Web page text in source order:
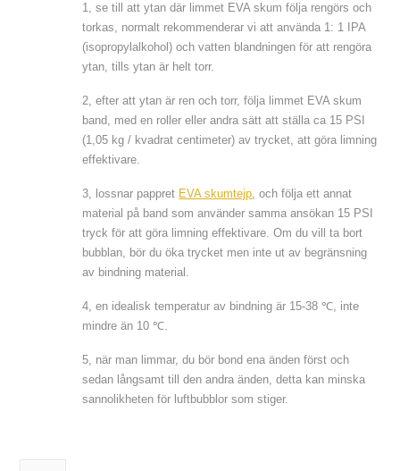
1, se till att ytan där limmet EVA skum följa rengörs och
torkas, normalt rekommenderar vi att använda 1: 1 IPA
(isopropylalkohol) och vatten blandningen för att rengöra
ytan, tills ytan är helt torr.
2, efter att ytan är ren och torr, följa limmet EVA skum
band, med en roller eller andra sätt att ställa ca 15 PSI
(1,05 kg / kvadrat centimeter) av trycket, att göra limning
effektivare.
3, lossnar pappret EVA skumtejp, och följa ett annat
material på band som använder samma ansökan 15 PSI
tryck för att göra limning effektivare. Om du vill ta bort
bubblan, bör du öka trycket men inte ut av begränsning
av bindning material.
4, en idealisk temperatur av bindning är 15-38 ℃, inte
mindre än 10 ℃.
5, när man limmar, du bör bond ena änden först och
sedan långsamt till den andra änden, detta kan minska
sannolikheten för luftbubblor som stiger.